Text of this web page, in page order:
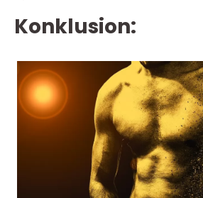
Konklusion: